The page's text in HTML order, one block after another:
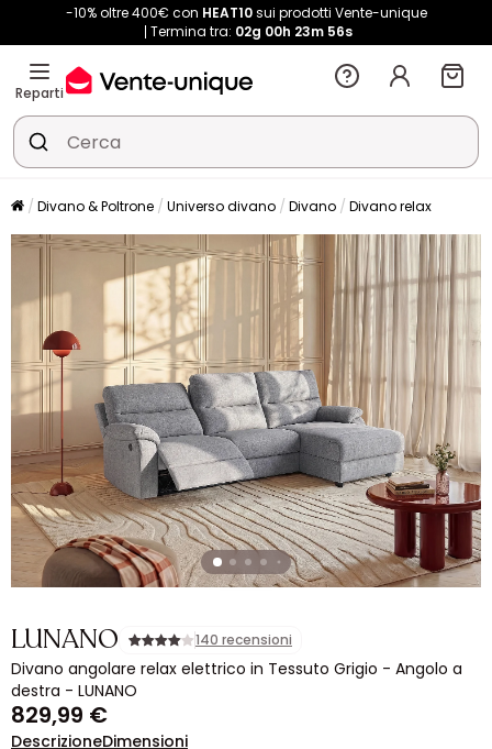
-10% oltre 400€ con HEAT10sui prodotti Vente-unique
Termina tra: 02g 00h 23m 54s
Reparti
Divano & Poltrone Universo divano Divano Divano relax
LUNANO 140 recensioni
Divano angolare relax elettrico in Tessuto Grigio - Angolo a
destra - LUNANO
829,99 €
DescrizioneDimensioni